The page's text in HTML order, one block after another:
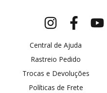
Central de Ajuda
Rastreio Pedido
Trocas e Devoluções
Políticas de Frete